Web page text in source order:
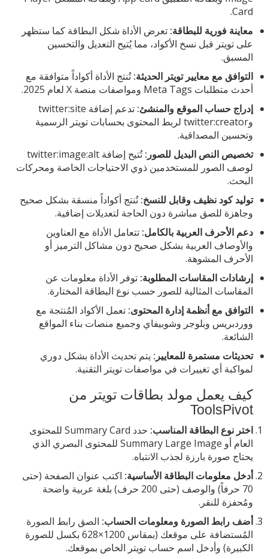
Card.
معاينة فورية للبطاقة: تعرض الأداة شكل البطاقة كما ستظهر
على تويتر قبل نسخ الأكواد، مما يُتيح التعديل والتحسين
المسبق.
التوافق مع معايير تويتر الحديثة:تُنتج الأداة أكواداً متوافقة مع
أحدث متطلبات Meta Tags ومواصفات منصة X لعام 2025.
إدراج حساب الموقع والمنشئ:
تدعم إضافة twitter:site
وtwitter:creator لربط المحتوى بحسابات تويتر الرسمية
وتحسين المصداقية.
تخصيص النص البديل للصور:
تُتيح إضافة twitter:image:alt
لوصف الصور للمستخدمين ذوي الاحتياجات الخاصة ومحركات
البحث.
توليد كود نظيف وقابل للنسخ:تُنتج أكواداً منسقة بشكل صحيح
وجاهزة للصق مباشرة دون الحاجة لتعديلات إضافية.
دعم الأحرف العربية بالكامل: تتعامل الأداة مع العناوين
والأوصاف العربية بشكل صحيح دون مشاكل الترميز أو
الأحرف المشوهة.
إرشادات المقاسات المطلوبة: توفر الأداة معلومات عن
المقاسات المثالية للصور حسب نوع البطاقة المختارة.
التوافق مع أنظمة إدارة المحتوى: تعمل الأكواد المُنتجة مع
ووردبريس وبلوجر وشوبيفاي وجميع منصات بناء المواقع
الشائعة.
تحديثات مستمرة للمعايير: يتم تحديث الأداة بشكل دوري
لمواكبة أي تغييرات في مواصفات تويتر التقنية.
كيف يعمل مولد بطاقات تويتر من
ToolsPivot
اختر نوع البطاقة المناسب:
حدد Summary Card للمحتوى
العام أو Summary Large Image للمحتوى البصري الذي
يحتاج صورة بارزة لجذب الانتباه.
أدخل معلومات البطاقة الأساسية: اكتب عنوان الصفحة (حتى
70 حرفاً) والوصف (حتى 200 حرف) بلغة عربية واضحة
ومُحفزة للنقر.
أضف رابط الصورة ومعلومات الحساب: الصق رابط الصورة
المُستضافة على موقعك (بمقاس 1200×628 بكسل للصورة
الكبيرة) وأدخل اسم حساب تويتر الخاص بموقعك.